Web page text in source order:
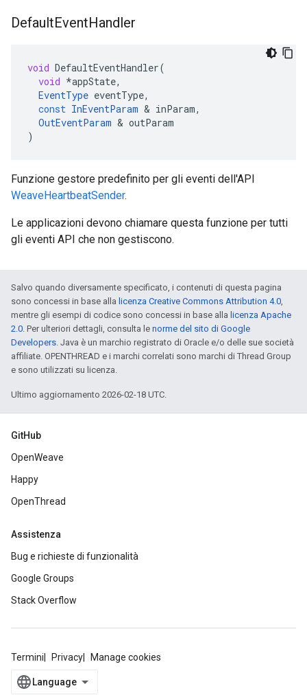
DefaultEventHandler
void DefaultEventHandler(
void *appState,
EventType eventType,
const InEventParam & inParam,
OutEventParam & outParam
)
Funzione gestore predefinito per gli eventi dell'API
WeaveHeartbeatSender.
Le applicazioni devono chiamare questa funzione per tutti
gli eventi API che non gestiscono.
Salvo quando diversamente specificato, i contenuti di questa pagina
sono concessi in base alla licenza Creative Commons Attribution 4.0,
mentre gli esempi di codice sono concessi in base alla licenza Apache
2.0. Per ulteriori dettagli, consulta le norme del sito di Google
Developers. Java è un marchio registrato di Oracle e/o delle sue società
affiliate. OPENTHREAD e i marchi correlati sono marchi di Thread Group
e sono utilizzati su licenza.
Ultimo aggiornamento 2026-02-18 UTC.
GitHub
OpenWeave
Happy
OpenThread
Assistenza
Bug e richieste di funzionalità
Google Groups
Stack Overflow
Termini Privacy Manage cookies